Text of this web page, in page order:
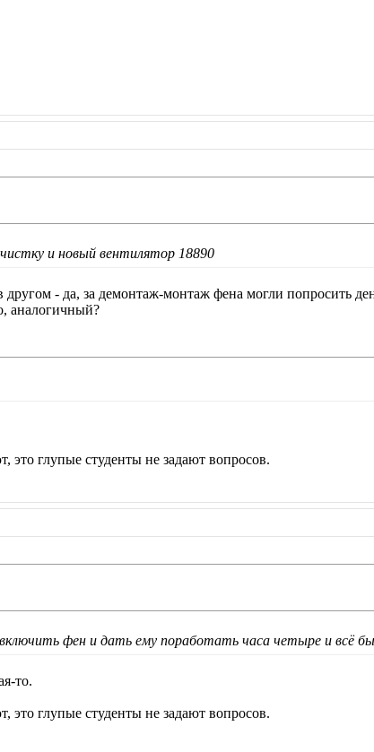
и новый вентилятор 18890
другом - да, за демонтаж-монтаж фена могли попросить
аналогичный?
это глупые студенты не задают вопросов.
фен и дать ему поработать часа четыре и всё
то.
это глупые студенты не задают вопросов.